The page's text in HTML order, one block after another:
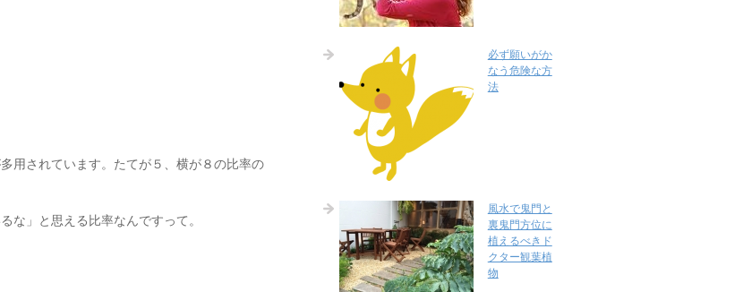
用されています。たてが５、横が８の比率の
な」と思える比率なんですって。
必ず願いがか
なう危険な方
法
風水で鬼門と
裏鬼門方位に
植えるべきド
クター観葉植
物